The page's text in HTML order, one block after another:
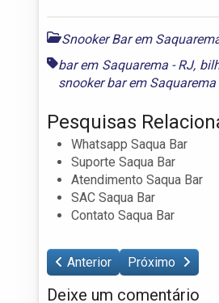
Snooker Bar em
bar em Saquarema - RJ,
snooker bar em Saquarema
Pesquisas
Whatsapp Saqua Bar
Suporte Saqua Bar
Atendimento Saqua Bar
SAC Saqua Bar
Contato Saqua Bar
Anterior Próximo
Deixe um comentário